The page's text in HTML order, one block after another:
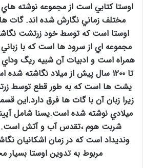
اوستا كتابي است از مجموعه نوشته
مختلف زماني نگارش شده اند. گات
اوستا است كه توسط خود زرتشت
مجموعه اي از سرود ها است كه با زباني
تا ۱۲۰۰ سال پيش از ميلاد نگاشته
يشت ها است كه به طور قطع توسط
زيرا زبان آن با گات ها فرق دارد.اين
ميلادي نوشته شده است.يسنا شامل
شربت هوم ،تقدس آب و آتش است.
ونديداد است كه در زمان اشكانيان
مربوط به تدوين اوستا